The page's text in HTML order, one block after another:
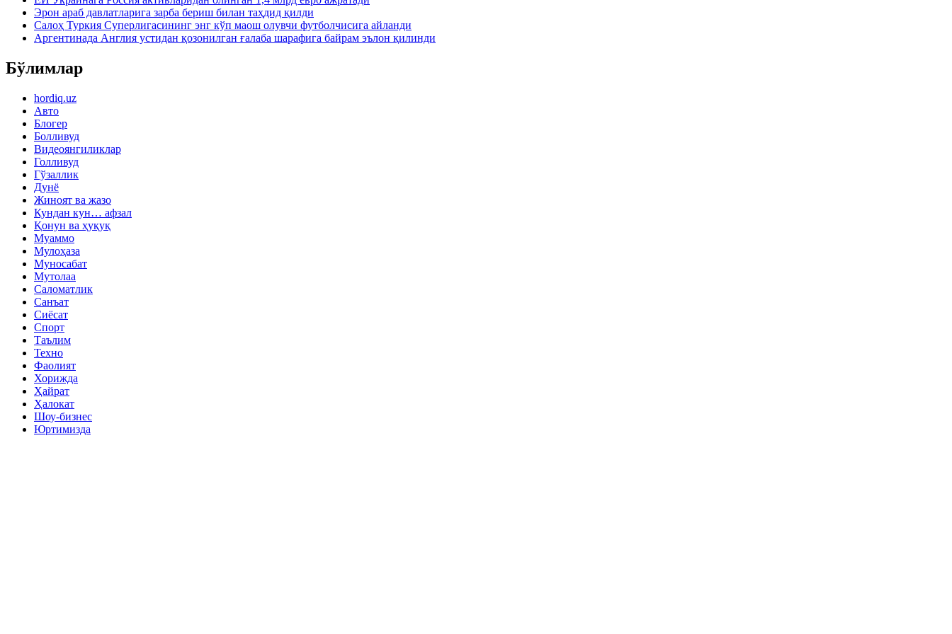
Эрон араб давлатларига зарба бериш билан таҳдид қилди
Салоҳ Туркия Суперлигасининг энг кўп маош олувчи футболчисига айланди
Аргентинада Англия устидан қозонилган ғалаба шарафига байрам эълон қилинди
Бўлимлар
hordiq.uz
Авто
Блогер
Болливуд
Видеоянгиликлар
Голливуд
Гўзаллик
Дунё
Жиноят ва жазо
Кундан кун… афзал
Қонун ва ҳуқуқ
Муаммо
Мулоҳаза
Муносабат
Мутолаа
Саломатлик
Санъат
Сиёсат
Спорт
Таълим
Техно
Фаолият
Хорижда
Ҳайрат
Ҳалокат
Шоу-бизнес
Юртимизда